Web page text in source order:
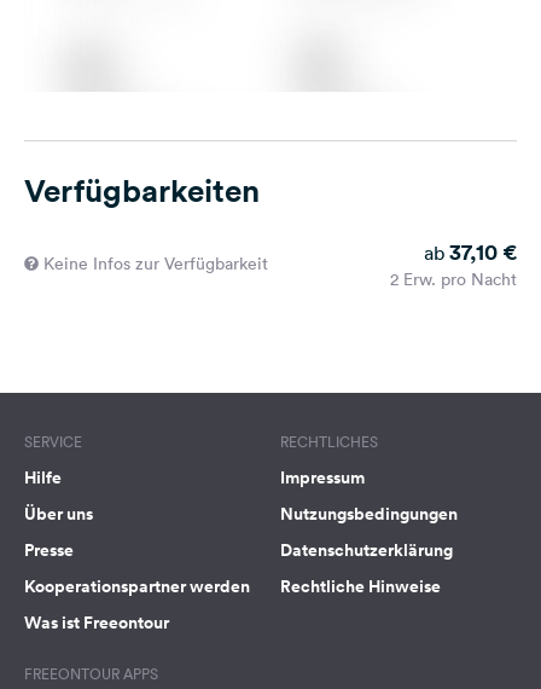
Verfügbarkeiten
Keine Infos zur Verfügbarkeit ab 37,10 €
2 Erw. pro Nacht
SERVICE
Hilfe
Über uns
Presse
Kooperationspartner werden
Was ist Freeontour
RECHTLICHES
Impressum
Nutzungsbedingungen
Datenschutzerklärung
Rechtliche Hinweise
FREEONTOUR APPS